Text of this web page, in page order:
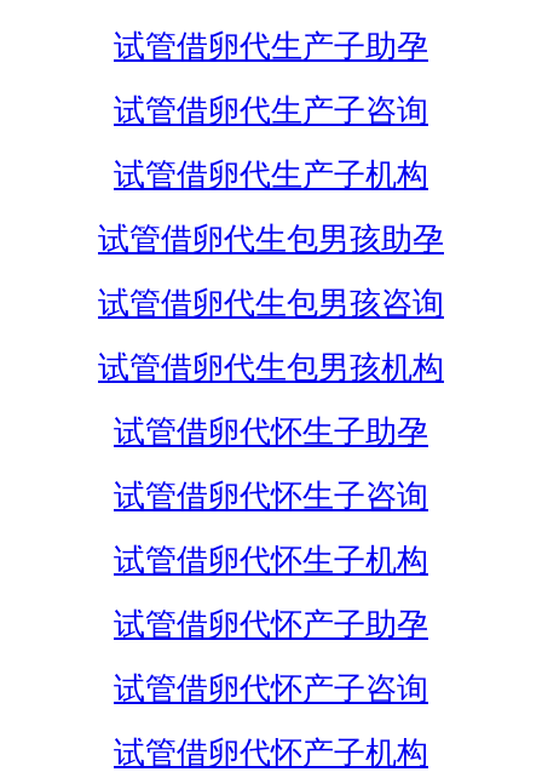
试管借卵代生产子助孕
试管借卵代生产子咨询
试管借卵代生产子机构
试管借卵代生包男孩助孕
试管借卵代生包男孩咨询
试管借卵代生包男孩机构
试管借卵代怀生子助孕
试管借卵代怀生子咨询
试管借卵代怀生子机构
试管借卵代怀产子助孕
试管借卵代怀产子咨询
试管借卵代怀产子机构